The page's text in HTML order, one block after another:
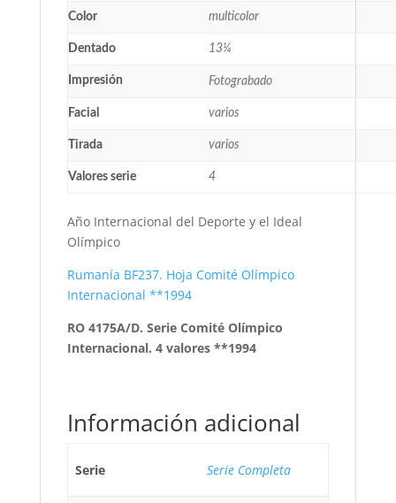
Color multicolor
Dentado 13¼
Impresión Fotograbado
Facial varios
Tirada varios
Valores serie 4
Año Internacional del Deporte y el Ideal
Olímpico
Rumanía BF237. Hoja Comité Olímpico
Internacional **1994
RO 4175A/D. Serie Comité Olímpico
Internacional. 4 valores **1994
Información adicional
Serie Serie Completa